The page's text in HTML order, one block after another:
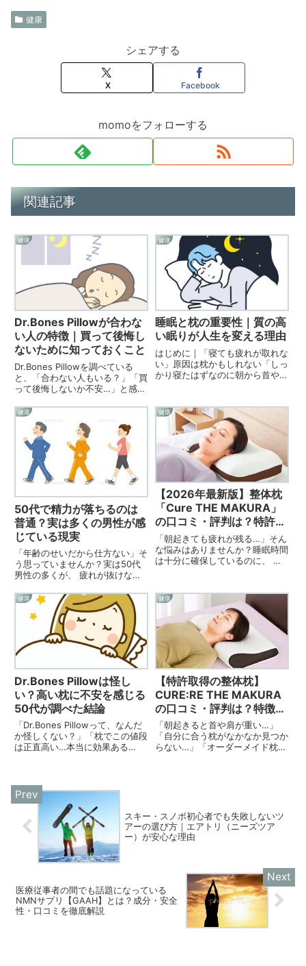
健康
シェアする
X Facebook
momoをフォローする
関連記事
健康
Dr.Bones Pillowが合わな
い人の特徴｜買って後悔し
ないために知っておくこと
Dr.Bones Pillowを調べている
と、「合わない人もいる？」「買
って後悔しないか不安…」と感じ
言うと、Dr.Bones Pillowは“誰に
でも合う枕”ではありません。た
だし、👉 合わない人の特徴を事
前...
健康
睡眠と枕の重要性｜質の高
い眠りが人生を変える理由
はじめに｜「寝ても疲れが取れな
い」原因は枕かもしれない「しっ
かり寝たはずなのに朝から首や肩
った」——こうした悩みを抱える
人は少なくありません。特に40
代・50代以降になると、睡眠
の...
健康
50代で精力が落ちるのは
普通？実は多くの男性が感
じている現実
「年齢のせいだから仕方ない」そ
う思っていませんか？実は50代
男性の多くが、 疲れが抜けない
かないと感じています。原因は加
齢そのものより血流・巡り・生活
習慣の変化です。だからこそ、薬
ではなく体の内側から支えるサ...
健康
【2026年最新版】整体枕
「Cure THE MAKURA」
の口コミ・評判は？特許取
得構造の特徴やおすすめな
人を徹底解説
「朝起きても疲れが残る…」そん
な悩みはありませんか？睡眠時間
は十分に確保しているのに、 朝
ない 自分に合う枕が見つからな
いそんな悩みを抱えている人は少
なくありません。そこで注目さ
れ...
健康
Dr.Bones Pillowは怪し
い？高い枕に不安を感じる
50代が調べた結論
「Dr.Bones Pillowって、なんだ
か怪しくない？」「枕でこの値段
は正直高い…本当に効果ある
正直なところです。私自身も、・
整体枕・低反発枕・オ...
健康
【特許取得の整体枕】
CURE:RE THE MAKURA
の口コミ・評判は？特徴・
効果・価格を徹底解説
「朝起きると首や肩が重い…」
「自分に合う枕がなかなか見つか
らない…」「オーダーメイド枕を
...
スキー・スノボ初心者でも失敗しないツ
アーの選び方｜エアトリ（ニーズツア
ー）が安心な理由
医療従事者の間でも話題になっている
NMNサプリ【GAAH】とは？成分・安全
性・口コミを徹底解説